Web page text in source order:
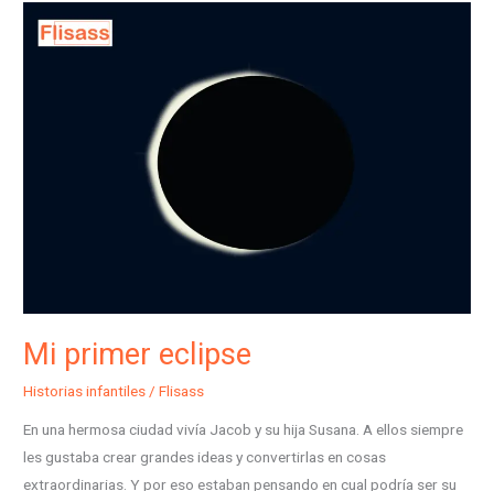
Mi primer eclipse
Historias infantiles /Flisass
En una hermosa ciudad vivía Jacob y su hija Susana. A ellos siempre
les gustaba crear grandes ideas y convertirlas en cosas
extraordinarias. Y por eso estaban pensando en cual podría ser su
primer